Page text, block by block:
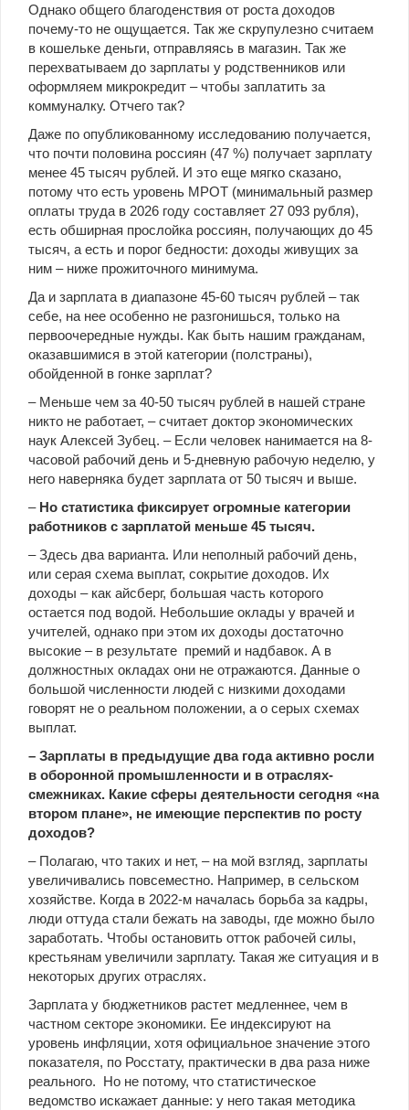
Однако общего благоденствия от роста доходов
почему-то не ощущается. Так же скрупулезно считаем
в кошельке деньги, отправляясь в магазин. Так же
перехватываем до зарплаты у родственников или
оформляем микрокредит – чтобы заплатить за
коммуналку. Отчего так?
Даже по опубликованному исследованию получается,
что почти половина россиян (47 %) получает зарплату
менее 45 тысяч рублей. И это еще мягко сказано,
потому что есть уровень МРОТ (минимальный размер
оплаты труда в 2026 году составляет 27 093 рубля),
есть обширная прослойка россиян, получающих до 45
тысяч, а есть и порог бедности: доходы живущих за
ним – ниже прожиточного минимума.
Да и зарплата в диапазоне 45-60 тысяч рублей – так
себе, на нее особенно не разгонишься, только на
первоочередные нужды. Как быть нашим гражданам,
оказавшимися в этой категории (полстраны),
обойденной в гонке зарплат?
– Меньше чем за 40-50 тысяч рублей в нашей стране
никто не работает, – считает доктор экономических
наук Алексей Зубец. – Если человек нанимается на 8-
часовой рабочий день и 5-дневную рабочую неделю, у
него наверняка будет зарплата от 50 тысяч и выше.
–Но статистика фиксирует огромные категории
работников с зарплатой меньше 45 тысяч.
– Здесь два варианта. Или неполный рабочий день,
или серая схема выплат, сокрытие доходов. Их
доходы – как айсберг, большая часть которого
остается под водой. Небольшие оклады у врачей и
учителей, однако при этом их доходы достаточно
высокие – в результате премий и надбавок. А в
должностных окладах они не отражаются. Данные о
большой численности людей с низкими доходами
говорят не о реальном положении, а о серых схемах
выплат.
– Зарплаты в предыдущие два года активно росли
в оборонной промышленности и в отраслях-
смежниках. Какие сферы деятельности сегодня «на
втором плане», не имеющие перспектив по росту
доходов?
– Полагаю, что таких и нет, – на мой взгляд, зарплаты
увеличивались повсеместно. Например, в сельском
хозяйстве. Когда в 2022-м началась борьба за кадры,
люди оттуда стали бежать на заводы, где можно было
заработать. Чтобы остановить отток рабочей силы,
крестьянам увеличили зарплату. Такая же ситуация и в
некоторых других отраслях.
Зарплата у бюджетников растет медленнее, чем в
частном секторе экономики. Ее индексируют на
уровень инфляции, хотя официальное значение этого
показателя, по Росстату, практически в два раза ниже
реального. Но не потому, что статистическое
ведомство искажает данные: у него такая методика